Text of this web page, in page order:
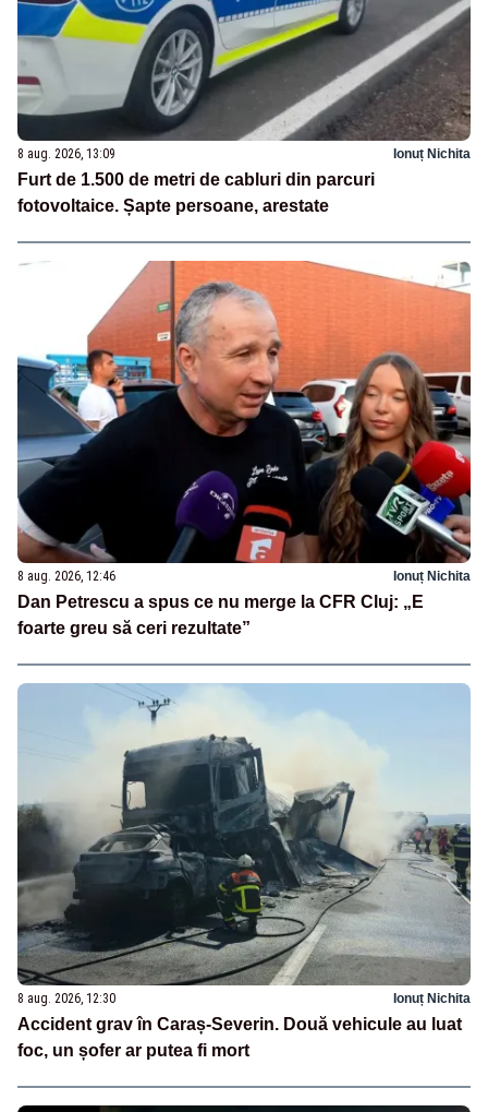
8 aug. 2026, 13:09 Ionuț Nichita
Furt de 1.500 de metri de cabluri din parcuri
fotovoltaice. Șapte persoane, arestate
8 aug. 2026, 12:46 Ionuț Nichita
Dan Petrescu a spus ce nu merge la CFR Cluj: „E
foarte greu să ceri rezultate”
8 aug. 2026, 12:30 Ionuț Nichita
Accident grav în Caraș-Severin. Două vehicule au luat
foc, un șofer ar putea fi mort